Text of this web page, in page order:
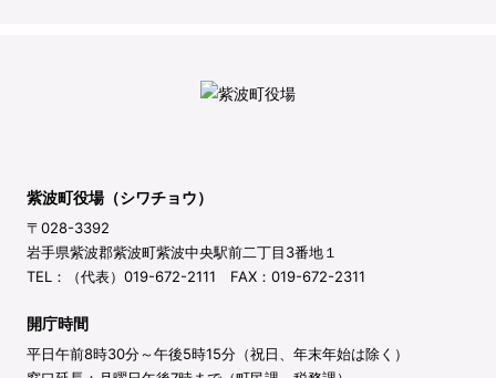
紫波町役場（シワチョウ）
〒028-3392
岩手県紫波郡紫波町紫波中央駅前二丁目3番地１
TEL：（代表）019-672-2111 FAX：019-672-2311
開庁時間
平日午前8時30分～午後5時15分（祝日、年末年始は除く）